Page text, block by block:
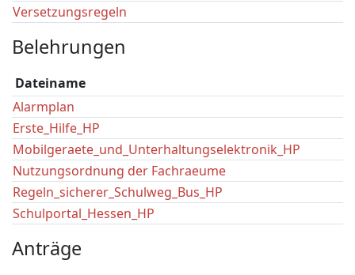
Versetzungsregeln
Belehrungen
Dateiname
Alarmplan
Erste_Hilfe_HP
Mobilgeraete_und_Unterhaltungselektronik_HP
Nutzungsordnung der Fachraeume
Regeln_sicherer_Schulweg_Bus_HP
Schulportal_Hessen_HP
Anträge